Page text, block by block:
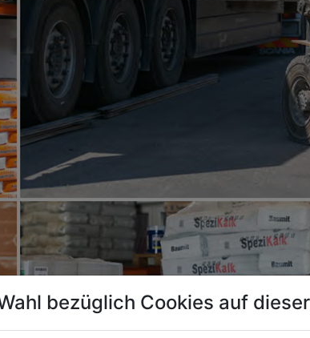
bezüglich Cookies auf